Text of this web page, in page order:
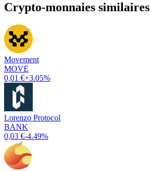
Crypto-monnaies similaires
Movement
MOVE
0,01 €+3.05%
Lorenzo Protocol
BANK
0,03 €-4.49%